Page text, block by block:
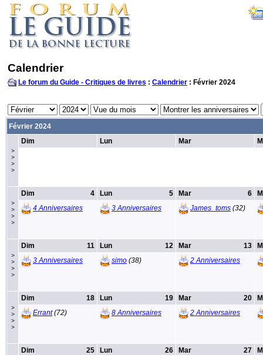
Calendrier
Le forum du Guide - Critiques de livres : Calendrier : Février 2024
Février 2024
>
>
>
>
Dim Lun Mar
>
>
>
>
4
Dim
4 Anniversaires
5
Lun
3 Anniversaires
6
Mar
James_toms (32)
>
>
>
>
11
Dim
3 Anniversaires
12
Lun
simo (38)
13
Mar
2 Anniversaires
>
>
>
>
18
Dim
Errant(72)
19
Lun
8 Anniversaires
20
Mar
2 Anniversaires
25
Dim
26
Lun
27
Mar